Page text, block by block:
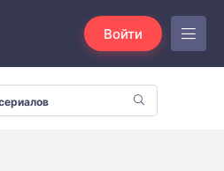
Войти